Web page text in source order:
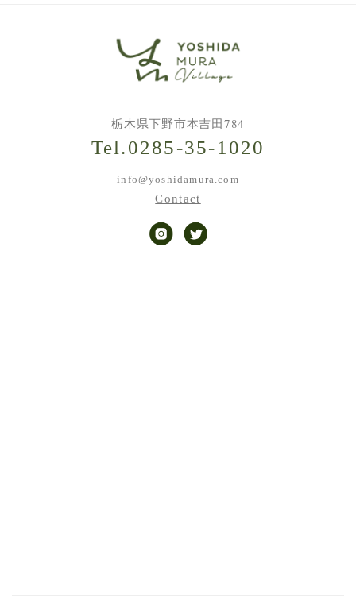
栃木県下野市本吉田784
Tel.0285-35-1020
info@yoshidamura.com
Contact